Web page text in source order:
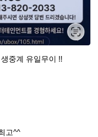
중계 유일무이 !!
고^^